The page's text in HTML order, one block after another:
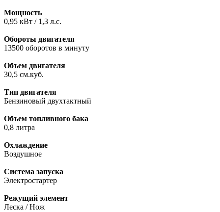
Мощность
0,95 кВт / 1,3 л.с.
Обороты двигателя
13500 оборотов в минуту
Объем двигателя
30,5 см.куб.
Тип двигателя
Бензиновый двухтактный
Объем топливного бака
0,8 литра
Охлаждение
Воздушное
Система запуска
Электростартер
Режущий элемент
Леска / Нож